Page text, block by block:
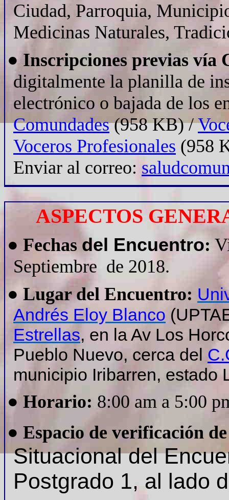
Ciudad, Parroquia,
Medicinas Naturales,
●Inscripciones previas vía
digitalmente la planilla de
electrónico o bajada de los
Comundades(958 KB) /
Voceros Profesionales (958
Enviar al correo:
ASPECTOS
● Fechas del Encuentro:
Septiembre de 2018.
● Lugar del Encuentro:
Andrés Eloy Blanco
Estrellas, en la Av Los
Pueblo Nuevo, cerca del
municipio Iribarren, estado
● Horario: 8:00 am a 5:00
● Espacio de verificación
Situacional del
Postgrado 1, al lado